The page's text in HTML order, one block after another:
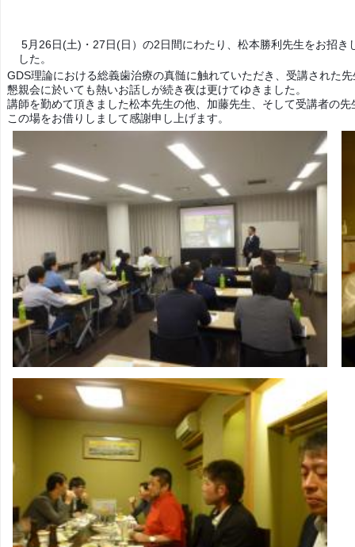
5月26日(土)・27日(日）の2日間にわたり、松本勝利先生をお招
した。
GDS理論における総義歯治療の真髄に触れていただき、受講された先
懇親会に於いても熱いお話しが続き夜は更けてゆきました。
講師を勤めて頂きました松本先生の他、加藤先生、そして受講者の
この場をお借りしまして感謝申し上げます。